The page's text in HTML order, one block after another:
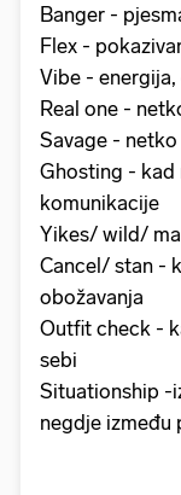
Banger -
Flex -
Vibe - energija,
Real one -
Savage -
Ghosting - kad
komunikacije
Yikes/ wild/
Cancel/ stan -
obožavanja
Outfit check -
sebi
Situationship -
negdje između